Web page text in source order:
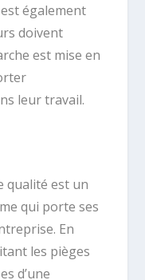
est également
doivent
est mise en
leur travail.
qualité est un
qui porte ses
En
les pièges
d’une